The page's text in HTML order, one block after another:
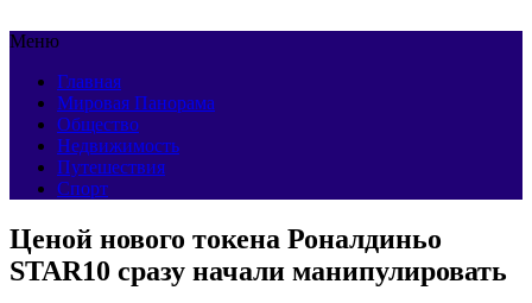
Меню
Главная
Мировая Панорама
Общество
Недвижимость
Путешествия
Спорт
Ценой нового токена Роналдиньо
STAR10 сразу начали манипулировать